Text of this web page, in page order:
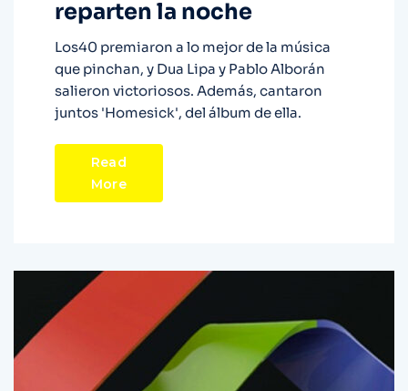
reparten la noche
Los40 premiaron a lo mejor de la música
que pinchan, y Dua Lipa y Pablo Alborán
salieron victoriosos. Además, cantaron
juntos 'Homesick', del álbum de ella.
Read
More